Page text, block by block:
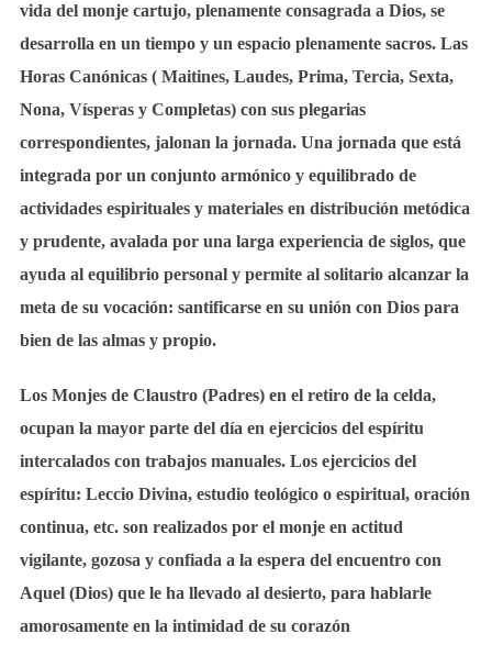
vida del monje cartujo, plenamente consagrada a Dios, se
desarrolla en un tiempo y un espacio plenamente sacros. Las
Horas Canónicas ( Maitines, Laudes, Prima, Tercia, Sexta,
Nona, Vísperas y Completas) con sus plegarias
correspondientes, jalonan la jornada. Una jornada que está
integrada por un conjunto armónico y equilibrado de
actividades espirituales y materiales en distribución metódica
y prudente, avalada por una larga experiencia de siglos, que
ayuda al equilibrio personal y permite al solitario alcanzar la
meta de su vocación: santificarse en su unión con Dios para
bien de las almas y propio.
Los Monjes de Claustro (Padres) en el retiro de la celda,
ocupan la mayor parte del día en ejercicios del espíritu
intercalados con trabajos manuales. Los ejercicios del
espíritu: Leccio Divina, estudio teológico o espiritual, oración
continua, etc. son realizados por el monje en actitud
vigilante, gozosa y confiada a la espera del encuentro con
Aquel (Dios) que le ha llevado al desierto, para hablarle
amorosamente en la intimidad de su corazón